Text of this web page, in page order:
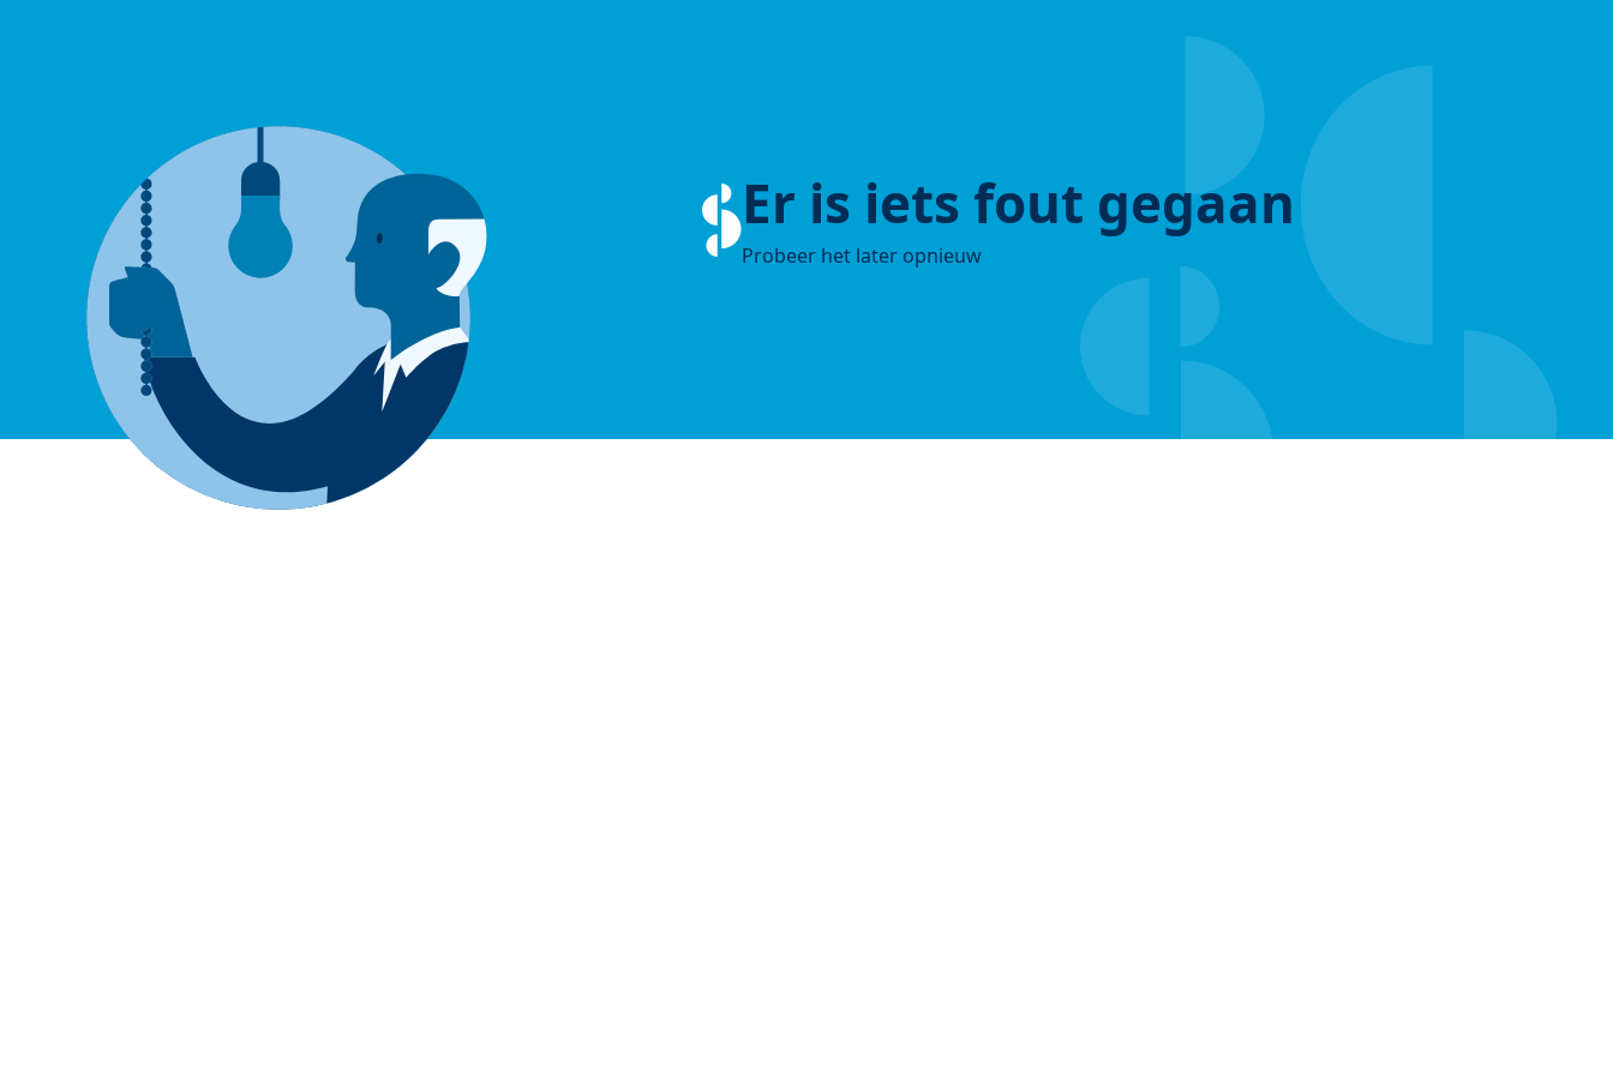
Er is iets fout gegaan
Probeer het later opnieuw